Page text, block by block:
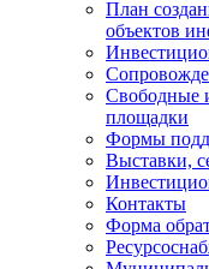
План
объектов
Свободные
площадки
Формы
Выставки,
Контакты
Форма